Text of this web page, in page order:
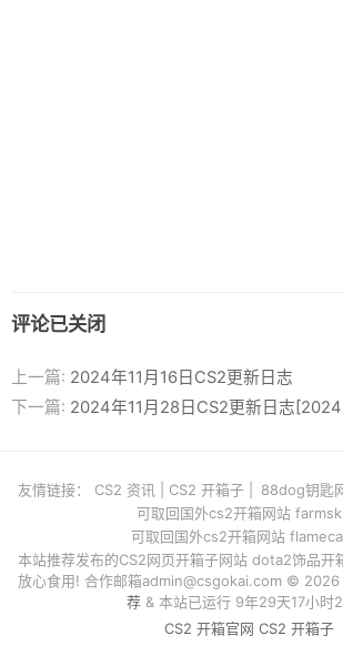
评论已关闭
上一篇: 2024年11月16日CS2更新日志
下一篇: 2024年11月28日CS2更新日志
友情链接： CS2 资讯 CS2 开箱子
88dog钥匙
可取回国外cs2开箱网站
可取回国外cs2开箱网站
本站推荐发布的CS2网页开箱子网站 dota2饰品开
放心食用! 合作邮箱admin@csgokai.com© 2026
荐 & 本站已运行 9年29天17小时
CS2 开箱官网 CS2 开箱子